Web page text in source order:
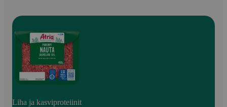
Liha ja kasviproteiinit